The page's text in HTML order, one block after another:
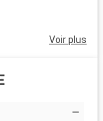
Voir plus